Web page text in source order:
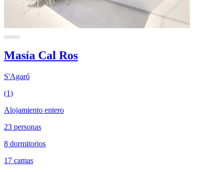
Masía Cal Ros
S'Agaró
(1)
Alojamiento entero
23 personas
8 dormitorios
17 camas